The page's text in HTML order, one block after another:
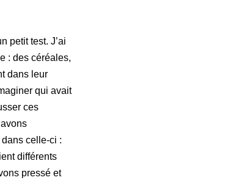
petit test. J’ai
: des céréales,
dans leur
qui avait
ces
celle-ci :
différents
pressé et